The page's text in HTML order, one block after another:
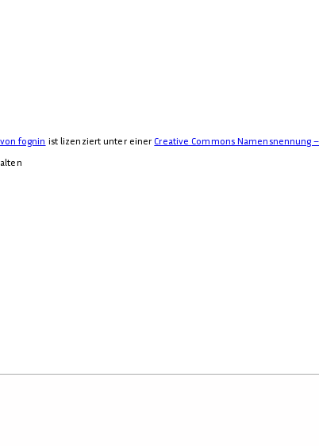
vonfognin ist lizenziert unter einer Creative Commons